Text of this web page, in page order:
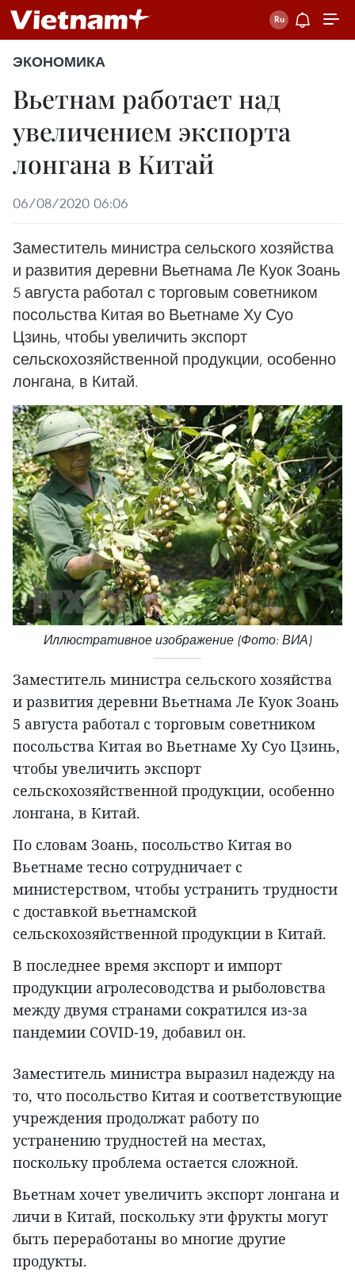
ЭКОНОМИКА
Вьетнам работает над
увеличением экспорта
лонгана в Китай
06/08/2020 06:06
Заместитель министра сельского хозяйства
и развития деревни Вьетнама Ле Куок Зоань
5 августа работал с торговым советником
посольства Китая во Вьетнаме Ху Суо
Цзинь, чтобы увеличить экспорт
сельскохозяйственной продукции, особенно
лонгана, в Китай.
Иллюстративное изображение (Фото: ВИА)
Заместитель министра сельского хозяйства
и развития деревни Вьетнама Ле Куок Зоань
5 августа работал с торговым советником
посольства Китая во Вьетнаме Ху Суо Цзинь,
чтобы увеличить экспорт
сельскохозяйственной продукции, особенно
лонгана, в Китай.
По словам Зоань, посольство Китая во
Вьетнаме тесно сотрудничает с
министерством, чтобы устранить трудности
с доставкой вьетнамской
сельскохозяйственной продукции в Китай.
В последнее время экспорт и импорт
продукции агролесоводства и рыболовства
между двумя странами сократился из-за
пандемии COVID-19, добавил он.
Заместитель министра выразил надежду на
то, что посольство Китая и соответствующие
учреждения продолжат работу по
устранению трудностей на местах,
поскольку проблема остается сложной.
Вьетнам хочет увеличить экспорт лонгана и
личи в Китай, поскольку эти фрукты могут
быть переработаны во многие другие
продукты.